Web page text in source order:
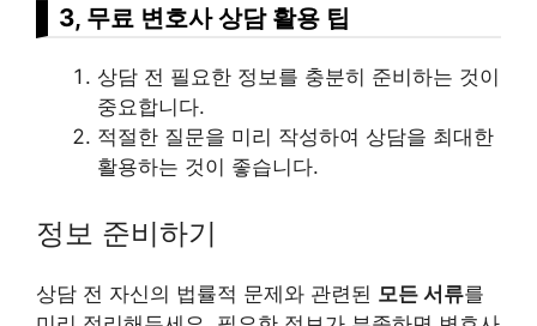
3, 무료 변호사 상담 활용 팁
상담 전 필요한 정보를 충분히 준비하는 것이
중요합니다.
적절한 질문을 미리 작성하여 상담을 최대한
활용하는 것이 좋습니다.
정보 준비하기
상담 전 자신의 법률적 문제와 관련된 모든 서류를